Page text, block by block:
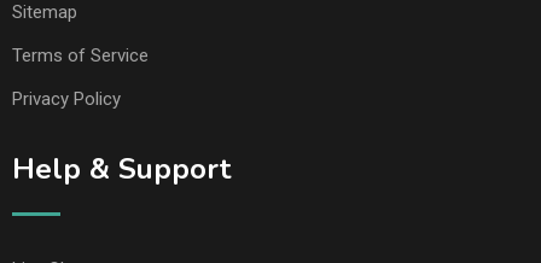
Sitemap
Terms of Service
Privacy Policy
Help & Support